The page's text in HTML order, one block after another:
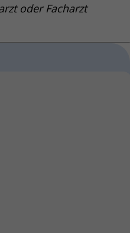
oder Facharzt